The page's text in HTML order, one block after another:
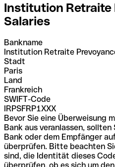
Institution Retraite
Salaries
Bankname
Institution Retraite
Stadt
Paris
Land
Frankreich
SWIFT-Code
IRPSFRP1XXX
Bevor Sie eine Überweisung
Bank aus veranlassen,
Bank oder dem Empfänger
überprüfen. Bitte beachten
sind, die Identität dieses
überprüfen, ob es sich um